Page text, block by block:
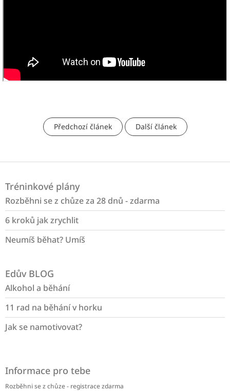
Předchozí článek Další článek
Tréninkové plány
Rozběhni se z chůze za 28 dnů - zdarma
6 kroků jak zrychlit
Neumíš běhat? Umíš
Edův BLOG
Alkohol a běhání
11 rad na běhání v horku
Jak se namotivovat?
Informace pro tebe
Rozběhni se z chůze - registrace zdarma